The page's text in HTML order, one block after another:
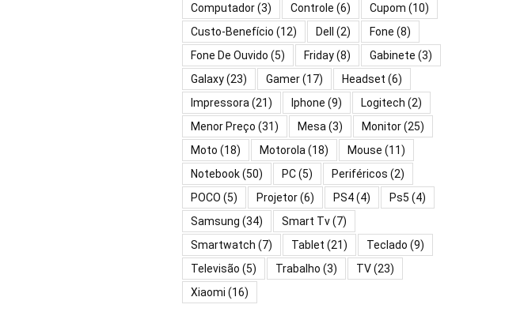
Computador(3) Controle (6) Cupom (10)
Custo-Benefício (12) Dell (2) Fone (8)
Fone De Ouvido (5) Friday(8) Gabinete (3)
Galaxy(23) Gamer(17) Headset (6)
Impressora (21) Iphone (9) Logitech (2)
Menor Preço (31) Mesa (3) Monitor(25)
Moto (18) Motorola (18) Mouse (11)
Notebook(50) PC(5) Periféricos (2)
POCO (5) Projetor(6) PS4(4) Ps5 (4)
Samsung (34) Smart Tv(7)
Smartwatch (7) Tablet (21) Teclado (9)
Televisão (5) Trabalho (3) TV(23)
Xiaomi (16)